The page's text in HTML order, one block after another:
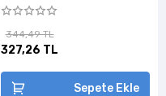
344,49 TL
327,26 TL
Sepete Ekle